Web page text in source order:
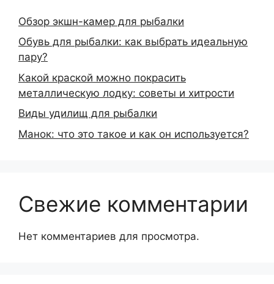
Обзор экшн-камер для рыбалки
Обувь для рыбалки: как выбрать идеальную
пару?
Какой краской можно покрасить
металлическую лодку: советы и хитрости
Виды удилищ для рыбалки
Манок: что это такое и как он используется?
Свежие комментарии
Нет комментариев для просмотра.